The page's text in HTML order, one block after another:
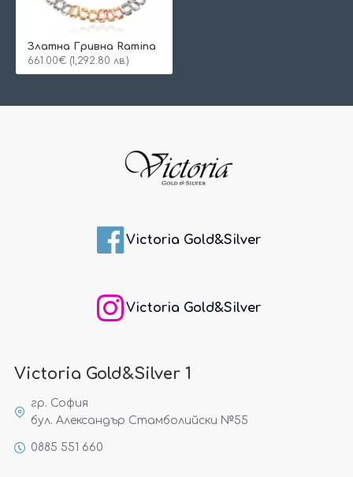
Златна Гривна Ramina
661.00€ (1,292.80 лв.)
Victoria Gold&Silver
Victoria Gold&Silver
Victoria Gold&Silver 1
гр. София
бул. Александър Стамболийски №55
0885 551 660